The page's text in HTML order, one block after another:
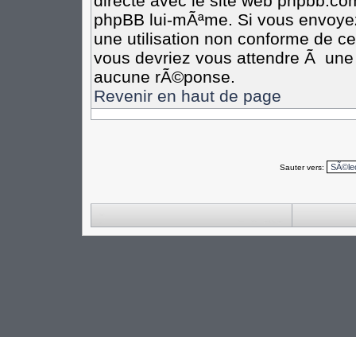
phpBB lui-mÃªme. Si vous
une utilisation non conforme de
vous devriez vous attendre Ã
aucune rÃ©ponse.
Revenir en haut de page
Sauter vers: